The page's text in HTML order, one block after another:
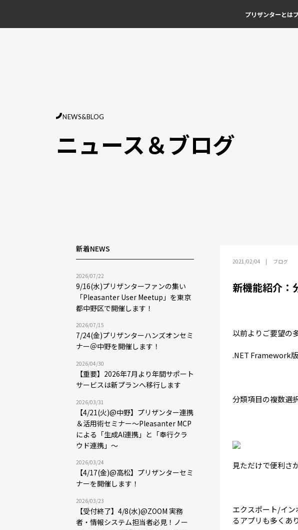
プリザンターとは
NEWS&BLOG
ニュース＆ブログ
2021/02/04 ブログ
新機能紹介：
以前よりご要望の
.NET Framework
分類項目の複数選
見ただけで便利さ
エクスポート/イ
るアプリも多くあ
新着NEWS
2026/07/22
9/16(水)プリザンターファンの集い
「Pleasanter User Meetup」を東京
都中野区で開催します！
2026/07/15
7/24(金)プリザンターハンズオンセミ
ナー＠中野を開催します！
2026/04/30
【重要】2026年7月より年間サポート
サービスは新プランへ移行します
2026/03/31
【4/21(火)@中野】プリザンター連携
＆活用術セミナー〜Pleasanter MCP
による「生成AI連携」と「奉行クラ
ウド連携」〜
2026/03/24
【4/17(金)@高松】プリザンターセミ
ナーを開催します！
2026/03/23
【受付終了】4/8(水)@ZOOM 実務
者・情報システム担当者必見！ノー